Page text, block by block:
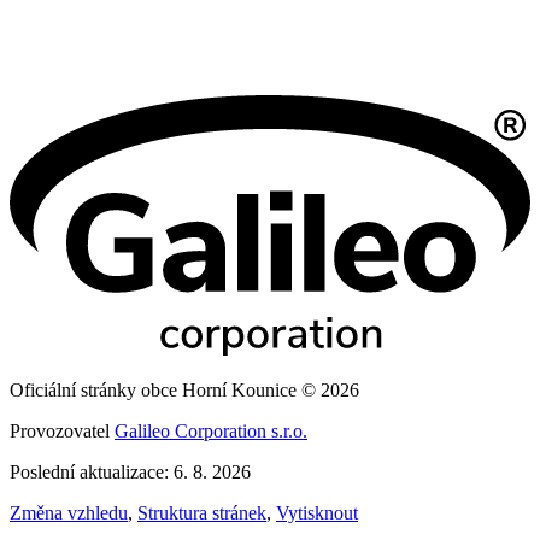
Oficiální stránky obce Horní Kounice © 2026
Provozovatel Galileo Corporation s.r.o.
Poslední aktualizace: 6. 8. 2026
Změna vzhledu, Struktura stránek, Vytisknout